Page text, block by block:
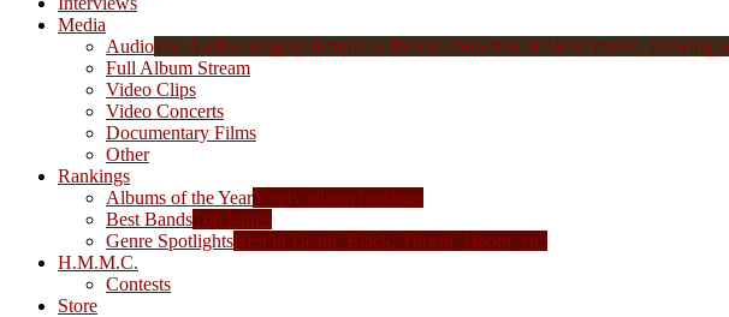
Media
AudioThe Audio category features a diverse collection of Metal music, allowing
Full Album Stream
Video Clips
Video Concerts
Documentary Films
Other
Rankings
Albums of the YearYearly album rankings
Best BandsTop bands
Genre SpotlightsBest in Death, Black, Thrash, Doom, etc.
H.M.M.C.
Contests
Store